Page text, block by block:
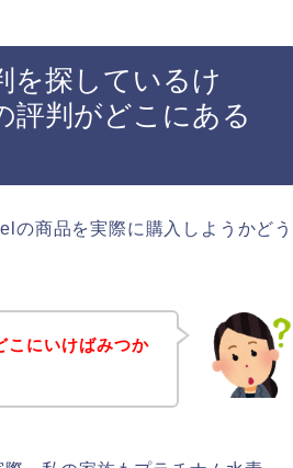
を探しているけ
評判がどこにある
の商品を実際に購入しようかどう
こにいけばみつか